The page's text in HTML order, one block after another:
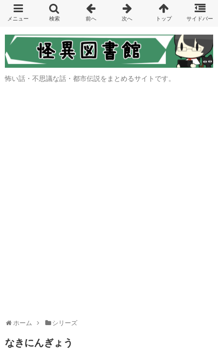
怖い話・不思議な話・都市伝説をまとめるサイトです。
ホーム シリーズ
なきにんぎょう